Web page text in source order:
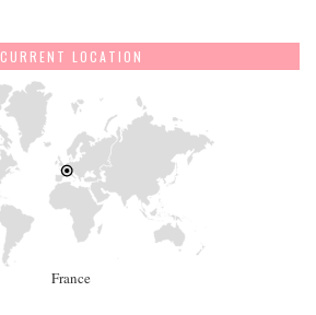
CURRENT LOCATION
France